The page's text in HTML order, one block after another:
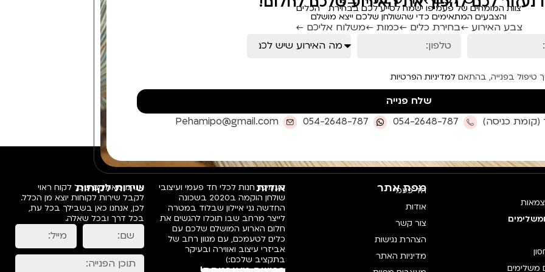
צוות המומחים של פעמיפו ישמח לסייע לכם בבחירת הכלים
והצבעים המתאימים כדי שהשולחן שלכם ייצא מושלם
צבע האירוע ←בחירת כלים ←כמות ←משלוח אליכם ←
טיפול בפנייה, בהתאםלמדיניות הפרטיות
שלח פנייה
054-2648-787
054-2648-787
Pehamipo@gmail.com
משלימים
מפת אתר
חד פעמי
אודות
צור קשר
הצהרת נגישות
מדיניות האתר
אודות
פעמיפו, חנות לכלי חד פעמי ועיצובי
שולחן הוקמה ב2020 בשכונה
החדשה גני איילון שבלוד במטרה
לייצר מרחב שבו תוכלו להגשים את
חלום הארוע המושלם שלכם עם
כלים לטעמכם, עם מגוון רחב של
אביזרי עיצוב ואווירה ובעיקר
בתקציב שלכם:)
שירות לקוחות
אנחנו מאמינים שכל לקוח ראוי
לקבל שירות לקוחות יוצא מן הכלל.
לכן, אנחנו כאן בשבילך בכל עת,
בכל דרך ובכל שאלה.